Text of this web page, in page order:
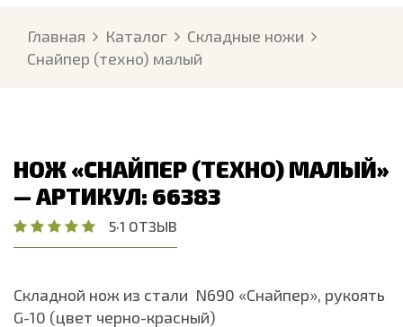
Главная Каталог
Складные ножи
Снайпер (техно) малый
НОЖ «СНАЙПЕР (ТЕХНО) МАЛЫЙ»
— АРТИКУЛ: 66383
5·1 ОТЗЫВ
Складной нож из стали N690 «Снайпер», рукоять
G-10 (цвет черно-красный)